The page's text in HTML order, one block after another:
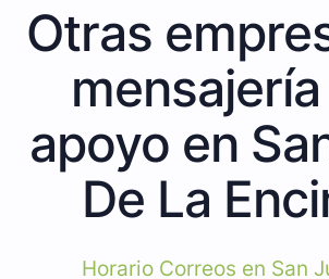
Otras
apoyo en
De La
Horario Correos en San